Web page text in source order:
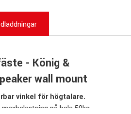
- König &
wall mount
vinkel för högtalare.
på hela 50kg.